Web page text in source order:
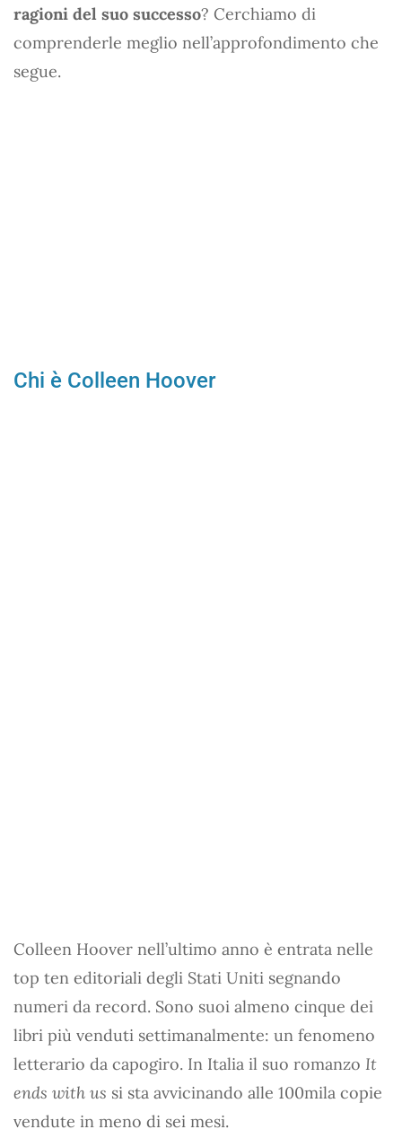
ragioni del suo successo? Cerchiamo di
comprenderle meglio nell’approfondimento che
segue.
Chi è Colleen Hoover
Colleen Hoover nell’ultimo anno è entrata nelle
top ten editoriali degli Stati Uniti segnando
numeri da record. Sono suoi almeno cinque dei
libri più venduti settimanalmente: un fenomeno
letterario da capogiro. In Italia il suo romanzo It
ends with us si sta avvicinando alle 100mila copie
vendute in meno di sei mesi.